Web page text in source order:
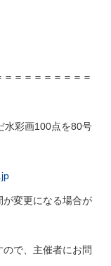
＝＝＝＝＝＝＝＝
水彩画100点を80号
が変更になる場合が
で、主催者にお問